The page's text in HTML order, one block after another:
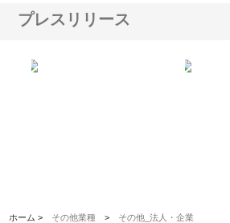
プレスリリース
ホーム > その他業種 > その他_法人・企業